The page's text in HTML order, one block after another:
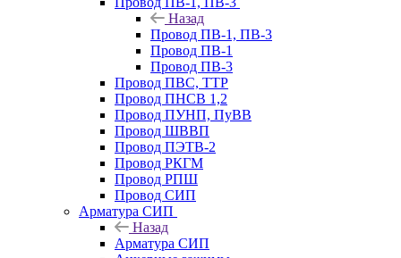
Назад
Провод ПВ-1, ПВ-3
Провод ПВ-1
Провод ПВ-3
Провод ПВС, ТТР
Провод ПНСВ 1,2
Провод ПУНП, ПуВВ
Провод ШВВП
Провод ПЭТВ-2
Провод РКГМ
Провод РПШ
Провод СИП
Арматура СИП
Назад
Арматура СИП